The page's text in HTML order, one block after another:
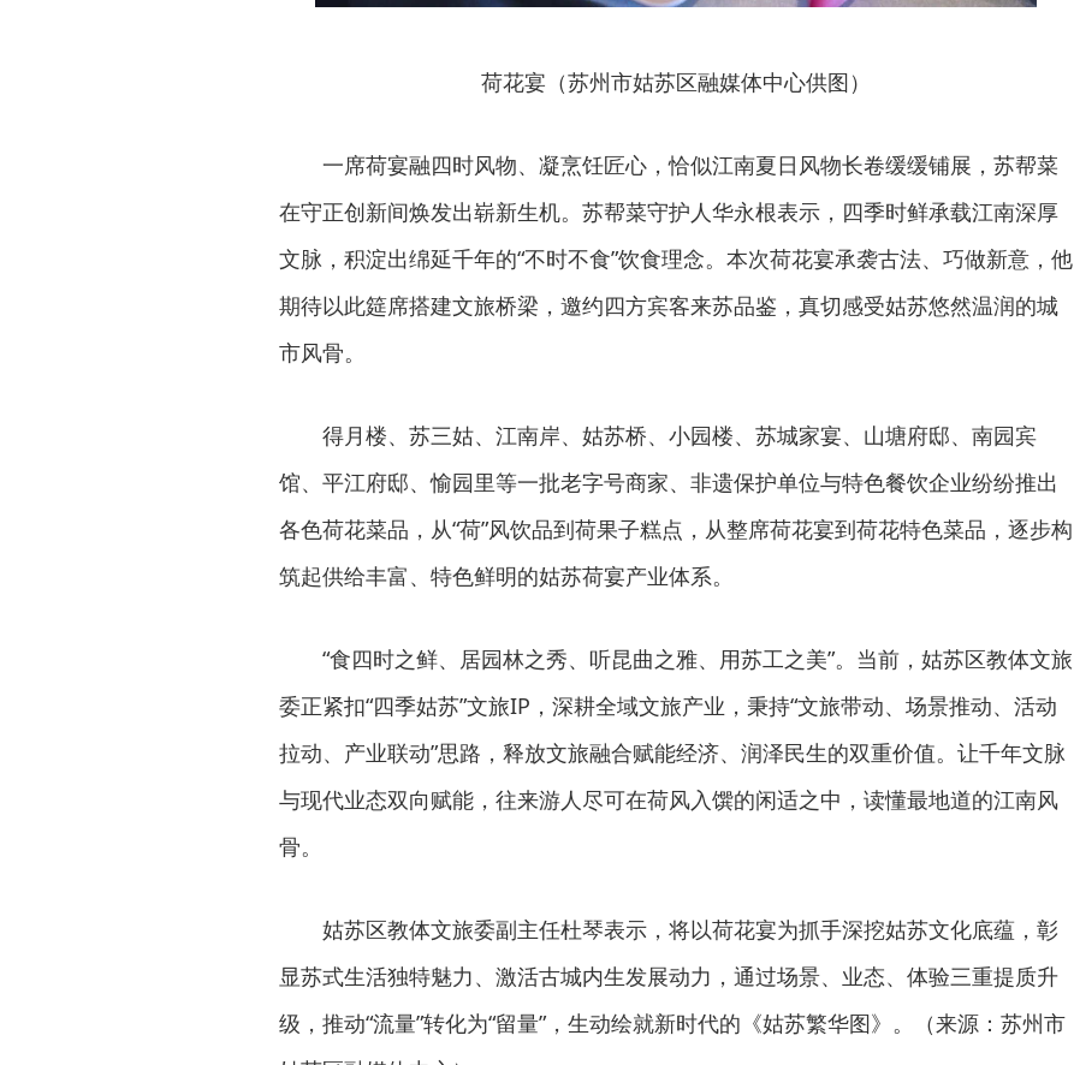
荷花宴（苏州市姑苏区融媒体中心供图）
一席荷宴融四时风物、凝烹饪匠心，恰似江南夏日风物长卷缓缓铺展，苏帮菜
在守正创新间焕发出崭新生机。苏帮菜守护人华永根表示，四季时鲜承载江南深厚
文脉，积淀出绵延千年的“不时不食”饮食理念。本次荷花宴承袭古法、巧做新意，他
期待以此筵席搭建文旅桥梁，邀约四方宾客来苏品鉴，真切感受姑苏悠然温润的城
市风骨。
得月楼、苏三姑、江南岸、姑苏桥、小园楼、苏城家宴、山塘府邸、南园宾
馆、平江府邸、愉园里等一批老字号商家、非遗保护单位与特色餐饮企业纷纷推出
各色荷花菜品，从“荷”风饮品到荷果子糕点，从整席荷花宴到荷花特色菜品，逐步构
筑起供给丰富、特色鲜明的姑苏荷宴产业体系。
“食四时之鲜、居园林之秀、听昆曲之雅、用苏工之美”。当前，姑苏区教体文旅
委正紧扣“四季姑苏”文旅IP，深耕全域文旅产业，秉持“文旅带动、场景推动、活动
拉动、产业联动”思路，释放文旅融合赋能经济、润泽民生的双重价值。让千年文脉
与现代业态双向赋能，往来游人尽可在荷风入馔的闲适之中，读懂最地道的江南风
骨。
姑苏区教体文旅委副主任杜琴表示，将以荷花宴为抓手深挖姑苏文化底蕴，彰
显苏式生活独特魅力、激活古城内生发展动力，通过场景、业态、体验三重提质升
级，推动“流量”转化为“留量”，生动绘就新时代的《姑苏繁华图》。（来源：苏州市